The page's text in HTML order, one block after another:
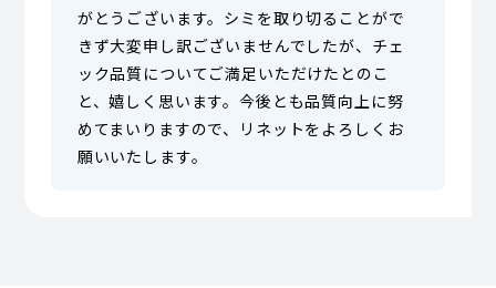
がとうございます。シミを取り切ることがで
きず大変申し訳ございませんでしたが、チェ
ック品質についてご満足いただけたとのこ
と、嬉しく思います。今後とも品質向上に努
めてまいりますので、リネットをよろしくお
願いいたします。